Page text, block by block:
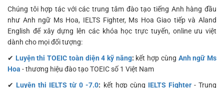
Chúng tôi hợp tác với các trung tâm đào tạo tiếng Anh hàng đầu
như Anh ngữ Ms Hoa, IELTS Fighter, Ms Hoa Giao tiếp và Aland
English để xây dựng lên các khóa học trực tuyến, online ưu việt
dành cho mọi đối tượng:
✔ Luyện thi TOEIC toàn diện 4 kỹ năng: kết hợp cùng Anh ngữ Ms
Hoa - thương hiệu đào tạo TOEIC số 1 Việt Nam
✔ Luyện thi IELTS từ 0 -7.0: kết hợp cùng IELTS Fighter- Trung